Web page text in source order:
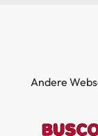
Andere